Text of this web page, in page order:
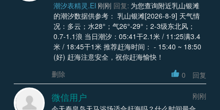
潮汐表精灵.EI 刚刚 回复: 为您查询附近乳山银滩
的潮汐数据供参考： 乳山银滩[2026-8-9] 天气情
况：多云；水28°；气26°-29°；2-3级东北风；
0.7-1.1浪 当日潮汐：05:41干2.1米 / 11:25满3.4
米 / 18:45干1米 推荐赶海时间： - 15:40 ~ 18:50
(好) 赶海注意安全，祝你赶海愉快！
删除
0 回复
微信用户
刚刚